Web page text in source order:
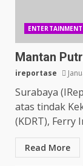
ENTERTAINMENT
Mantan
ireportase
Surabaya
atas tindak
(KDRT), Ferry
Read More